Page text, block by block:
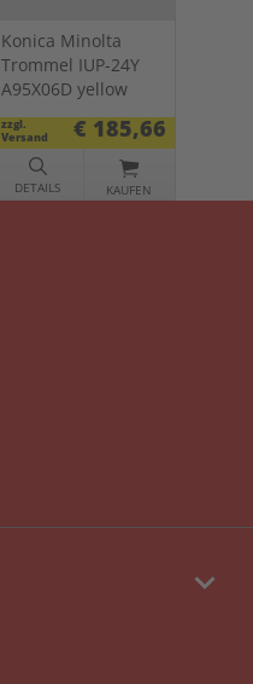
Konica Minolta
Trommel IUP-24Y
A95X06D yellow
zzgl.
Versand
€ 185,66
DETAILS KAUFEN
keyboard_arrow_down